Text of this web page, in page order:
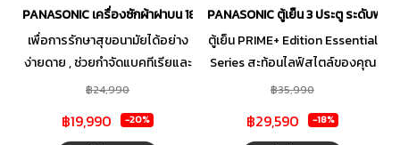
PANASONIC เครื่องซักผ้าฝาบน 18 KG รุ่น NA-FD180V3
เพื่อการรักษาสุขอนามัยได้อย่าง
ง่ายดาย , ช่วยกำจัดแบคทีเรียและ
สารก่อภูมิแพ้ด้วยไอน้ำ
฿24,990
฿19,990 -20%
PANASONIC ตู้เย็น 3 ประตู ระดับพรี
ตู้เย็น PRIME+ Edition Essential
Series สะท้อนไลฟ์สไตล์ของคุณ
พร้อมดูแลอาหารด้วยการจัดเก็บที่
ง่ายต่อการทำอาหารทุกมื้อ
฿35,990
฿29,590 -18%